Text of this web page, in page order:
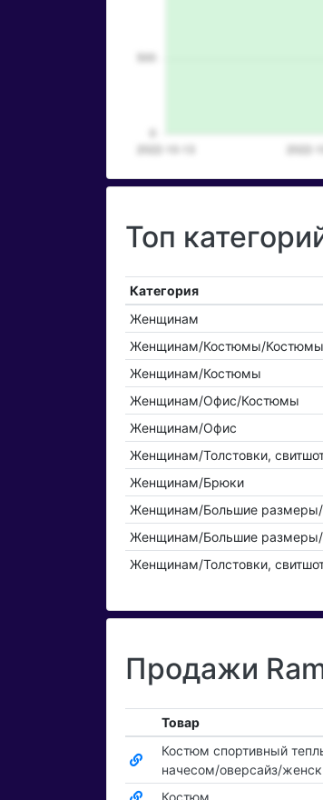
Топ
Категория
Женщинам
Женщинам/Костюмы/Костюмы
Женщинам/Костюмы
Женщинам/Офис/Костюмы
Женщинам/Офис
Женщинам/Толстовки,
Женщинам/Брюки
Женщинам/Большие
Женщинам/Большие
Женщинам/Толстовки,
Продажи
Товар
Костюм спортивный
начесом/оверсайз/